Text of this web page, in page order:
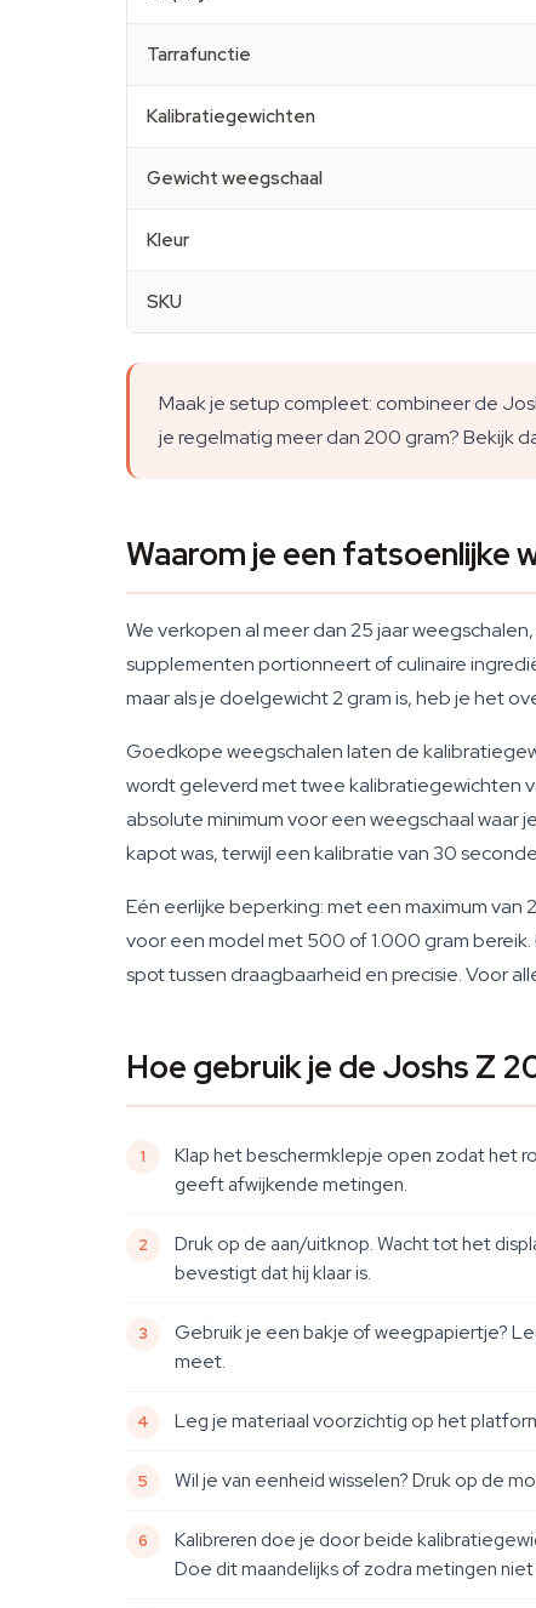
Tarrafunctie
Kalibratiegewichten
Gewicht weegschaal
Kleur
SKU
Maak je setup compleet: combineer de
je regelmatig meer dan 200 gram? Bekijk
Waarom je een fatsoenlijke
We verkopen al meer dan 25 jaar
supplementen portionneert of culinaire
maar als je doelgewicht 2 gram is, heb je het
Goedkope weegschalen laten de
wordt geleverd met twee kalibratiegewichten
absolute minimum voor een weegschaal waar
kapot was, terwijl een kalibratie van 30
Eén eerlijke beperking: met een maximum
voor een model met 500 of 1.000 gram
spot tussen draagbaarheid en precisie. Voor
Hoe gebruik je de Joshs Z
Klap het beschermklepje open zodat het
geeft afwijkende metingen.
Druk op de aan/uitknop. Wacht tot het
bevestigt dat hij klaar is.
Gebruik je een bakje of weegpapiertje?
meet.
Leg je materiaal voorzichtig op het
Wil je van eenheid wisselen? Druk op de
Kalibreren doe je door beide
Doe dit maandelijks of zodra metingen